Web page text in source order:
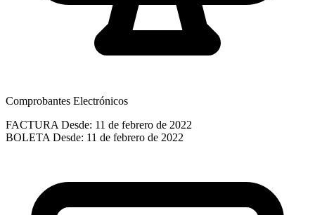
Comprobantes Electrónicos
FACTURA Desde: 11 de febrero de 2022
BOLETA Desde: 11 de febrero de 2022